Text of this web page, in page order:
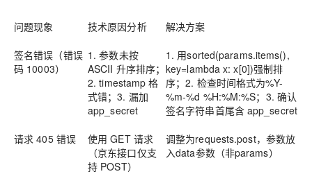
问题现象 技术原因分析 解决方案
签名错误（错误
码 10003）
1. 参数未按
ASCII 升序排序；
2. timestamp 格
式错；3. 漏加
app_secret
1. 用sorted(params.items(),
key=lambda x: x[0])强制排
序；2. 检查时间格式为%Y-
%m-%d %H:%M:%S；3. 确认
签名字符串首尾含 app_secret
请求 405 错误
使用 GET 请求
（京东接口仅支
持 POST）
调整为requests.post，参数放
入data参数（非params）